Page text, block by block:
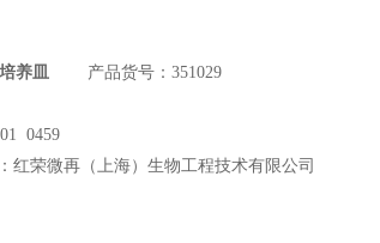
养皿 产品货号：351029
0459
红荣微再（上海）生物工程技术有限公司